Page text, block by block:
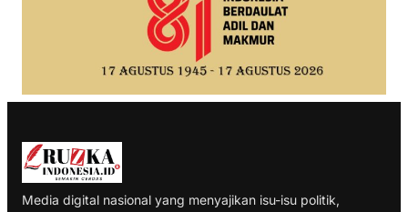
Media digital nasional yang menyajikan isu-isu politik,